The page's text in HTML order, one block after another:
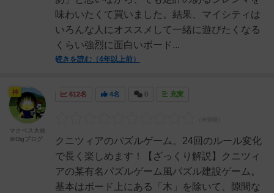
味わいたくて買いました。結果、マイシティは
いろんな人にオススメして一緒に遊びたくなる
くらい強烈に面白いボード...
続きを読む（4年以上前）
612名 4名 0 充実
クニツィアのパズルゲーム。24回のルール変化
で長く楽しめます！【ざっくり解説】クニツィ
アの某有名パズルゲーム風パズル建設ゲーム。
基本はボード上にある「木」を除いて、隙間な
神
マクベス大佐
＠Digブログ